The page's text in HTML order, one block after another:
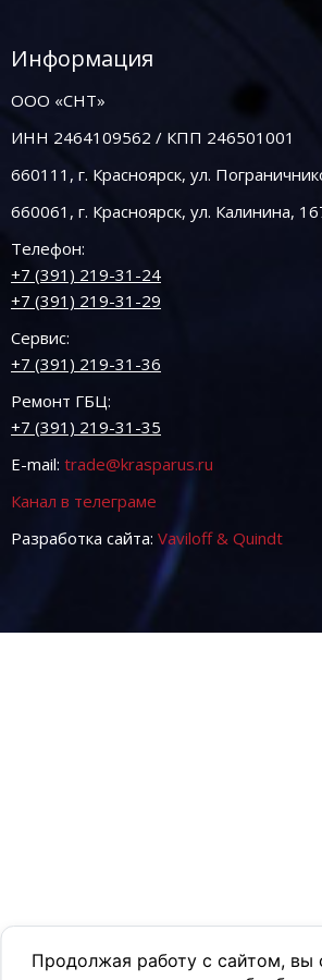
Продолжая работу с сайтом, вы
Информация
ООО «СНТ»
ИНН 2464109562 / КПП 246501001
660111, г. Красноярск, ул.
660061, г. Красноярск, ул. Калинина,
Телефон:
+7 (391) 219-31-24
+7 (391) 219-31-29
Сервис:
+7 (391) 219-31-36
Ремонт ГБЦ:
+7 (391) 219-31-35
E-mail: trade@krasparus.ru
Канал в телеграме
Разработка сайта: Vaviloff & Quindt